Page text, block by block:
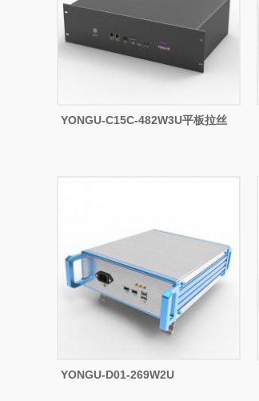
YONGU-C15C-482W3U平板拉丝
YONGU-D01-269W2U